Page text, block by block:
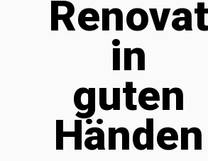
in
guten
Händen